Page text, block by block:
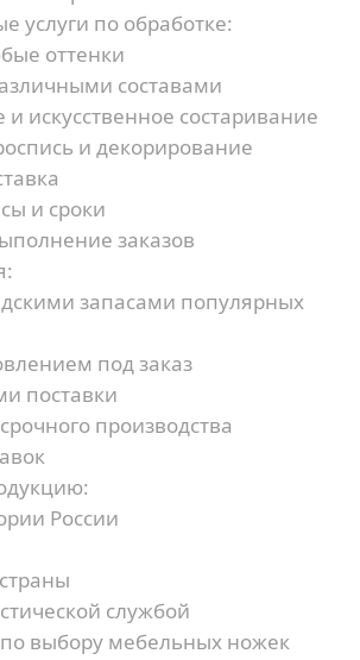
услуги по обработке:
оттенки
составами
искусственное состаривание
и декорирование
и сроки
заказов
запасами популярных
под заказ
поставки
производства
России
службой
выбору мебельных ножек